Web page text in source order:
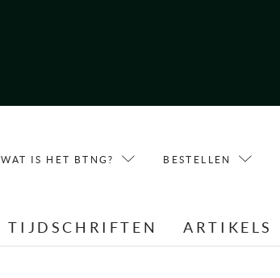
WAT IS HET BTNG? BESTELLEN
TIJDSCHRIFTEN ARTIKELS